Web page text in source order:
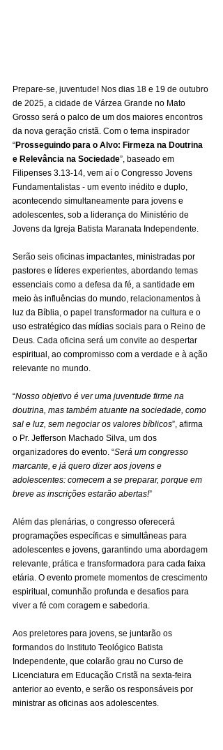
Prepare-se, juventude! Nos dias 18 e 19 de outubro
de 2025, a cidade de Várzea Grande no Mato
Grosso será o palco de um dos maiores encontros
da nova geração cristã. Com o tema inspirador
“Prosseguindo para o Alvo: Firmeza na Doutrina
e Relevância na Sociedade”, baseado em
Filipenses 3.13-14, vem aí o Congresso Jovens
Fundamentalistas - um evento inédito e duplo,
acontecendo simultaneamente para jovens e
adolescentes, sob a liderança do Ministério de
Jovens da Igreja Batista Maranata Independente.
Serão seis oficinas impactantes, ministradas por
pastores e líderes experientes, abordando temas
essenciais como a defesa da fé, a santidade em
meio às influências do mundo, relacionamentos à
luz da Bíblia, o papel transformador na cultura e o
uso estratégico das mídias sociais para o Reino de
Deus. Cada oficina será um convite ao despertar
espiritual, ao compromisso com a verdade e à ação
relevante no mundo.
“Nosso objetivo é ver uma juventude firme na
doutrina, mas também atuante na sociedade, como
sal e luz, sem negociar os valores bíblicos”, afirma
o Pr. Jefferson Machado Silva, um dos
organizadores do evento. “Será um congresso
marcante, e já quero dizer aos jovens e
adolescentes: comecem a se preparar, porque em
breve as inscrições estarão abertas!”
Além das plenárias, o congresso oferecerá
programações específicas e simultâneas para
adolescentes e jovens, garantindo uma abordagem
relevante, prática e transformadora para cada faixa
etária. O evento promete momentos de crescimento
espiritual, comunhão profunda e desafios para
viver a fé com coragem e sabedoria.
Aos preletores para jovens, se juntarão os
formandos do Instituto Teológico Batista
Independente, que colarão grau no Curso de
Licenciatura em Educação Cristã na sexta-feira
anterior ao evento, e serão os responsáveis por
ministrar as oficinas aos adolescentes.